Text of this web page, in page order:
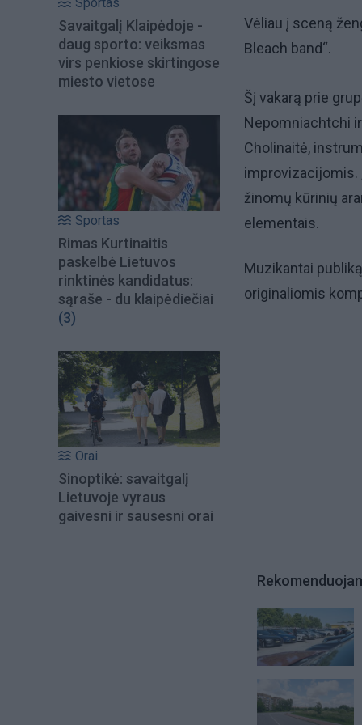
Savaitgalį Klaipėdoje -
daug sporto: veiksmas
virs penkiose skirtingose
miesto vietose
Sportas
Rimas Kurtinaitis
paskelbė Lietuvos
rinktinės kandidatus:
sąraše - du klaipėdiečiai
(3)
Orai
Sinoptikė: savaitgalį
Lietuvoje vyraus
gaivesni ir sausesni orai
Vėliau į sceną
Bleach band“.
Šį vakarą prie
Nepomniachtchi
Cholinaitė,
improvizacijomis.
žinomų kūrinių
elementais.
Muzikantai
originaliomis